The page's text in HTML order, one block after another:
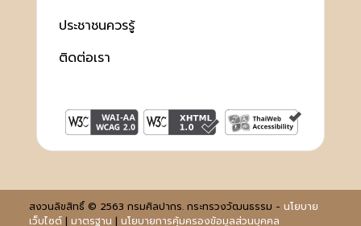
ประชาชนควรรู้
ติดต่อเรา
สงวนลิขสิทธิ์ © 2563 กรมศิลปากร. กระทรวงวัฒนธรรม - นโยบาย
เว็บไซต์| มาตรฐาน | นโยบายการคุ้มครองข้อมูลส่วนบุคคล